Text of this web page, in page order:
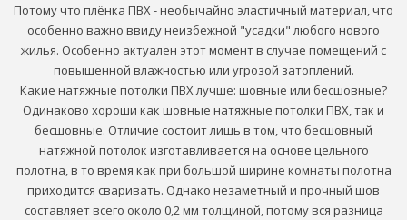
Потому что плёнка ПВХ - необычайно эластичный материал, что
особенно важно ввиду неизбежной "усадки" любого нового
жилья. Особенно актуален этот момент в случае помещений с
повышенной влажностью или угрозой затоплений.
Какие натяжные потолки ПВХ лучше: шовные или бесшовные?
Одинаково хороши как шовные натяжные потолки ПВХ, так и
бесшовные. Отличие состоит лишь в том, что бесшовный
натяжной потолок изготавливается на основе цельного
полотна, в то время как при большой ширине комнаты полотна
приходится сваривать. Однако незаметный и прочный шов
составляет всего около 0,2 мм толщиной, потому вся разница